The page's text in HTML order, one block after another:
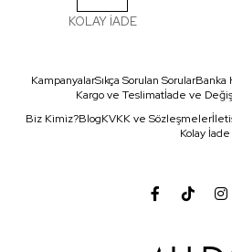
KOLAY İADE
KampanyalarSıkça Sorulan SorularBanka
Kargo ve Teslimatİade ve
Biz Kimiz?BlogKVKK ve Sözleşmeler
Kolay İade